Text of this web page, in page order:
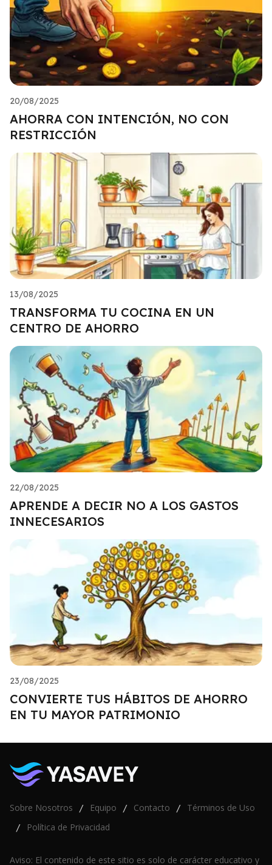
20/08/2025
AHORRA CON INTENCIÓN, NO CON
RESTRICCIÓN
13/08/2025
TRANSFORMA TU COCINA EN UN
CENTRO DE AHORRO
22/08/2025
APRENDE A DECIR NO A LOS GASTOS
INNECESARIOS
23/08/2025
CONVIERTE TUS HÁBITOS DE AHORRO
EN TU MAYOR PATRIMONIO
Sobre Nosotros / Equipo / Contacto / Términos de Uso
/ Política de Privacidad
Aviso: El contenido de este sitio es solo de carácter educativo y